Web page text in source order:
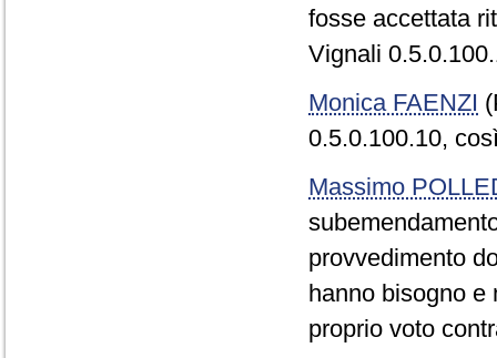
fosse accettata
Vignali
Monica FAENZI
0.5.0.100.10,
Massimo
provvedimento
hanno bisogno e
proprio voto